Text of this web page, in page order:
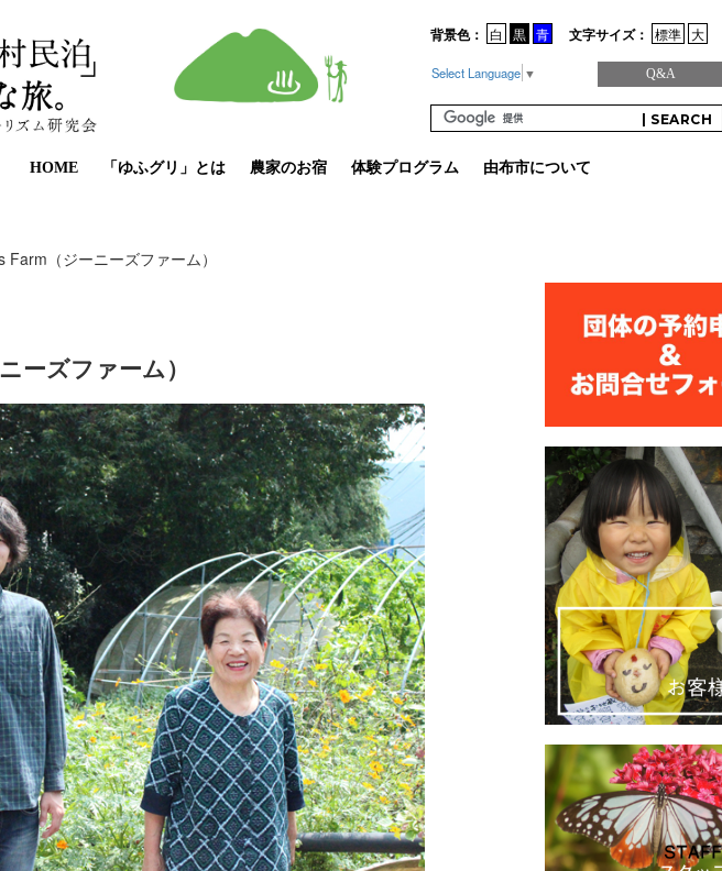
背景色： 白 黒 青 文字サイズ： 標準 大
Select Language ▼ Q&A
HOME 「ゆふグリ」とは 農家のお宿 体験プログラム 由布市について
Farm（ジーニーズファーム）
ーズファーム）